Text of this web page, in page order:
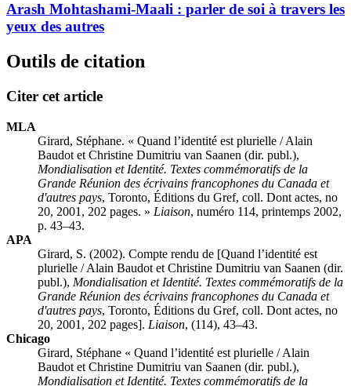
Arash Mohtashami-Maali : parler de soi à travers les
yeux des autres
Outils de citation
Citer cet article
MLA
Girard, Stéphane. « Quand l’identité est plurielle / Alain
Baudot et Christine Dumitriu van Saanen (dir. publ.),
Mondialisation et Identité. Textes commémoratifs de la
Grande Réunion des écrivains francophones du Canada et
d'autres pays, Toronto, Éditions du Gref, coll. Dont actes, no
20, 2001, 202 pages. » Liaison, numéro 114, printemps 2002,
p. 43–43.
APA
Girard, S. (2002). Compte rendu de [Quand l’identité est
plurielle / Alain Baudot et Christine Dumitriu van Saanen (dir.
publ.), Mondialisation et Identité. Textes commémoratifs de la
Grande Réunion des écrivains francophones du Canada et
d'autres pays, Toronto, Éditions du Gref, coll. Dont actes, no
20, 2001, 202 pages]. Liaison, (114), 43–43.
Chicago
Girard, Stéphane « Quand l’identité est plurielle / Alain
Baudot et Christine Dumitriu van Saanen (dir. publ.),
Mondialisation et Identité. Textes commémoratifs de la